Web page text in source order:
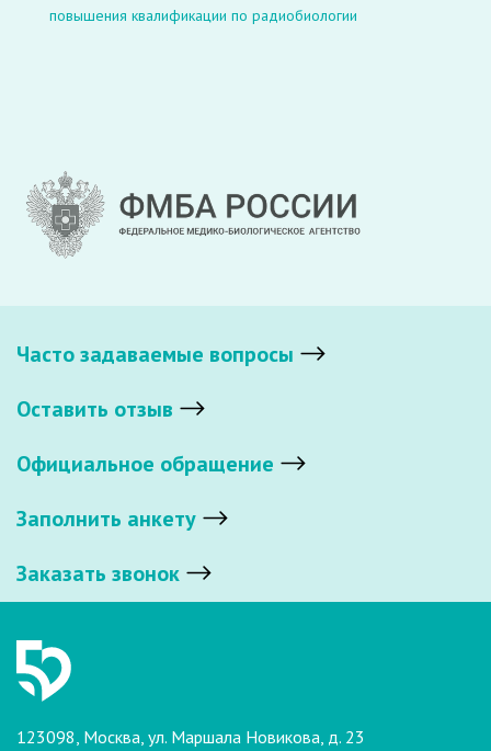
повышения квалификации по радиобиологии
Часто задаваемые вопросы
Оставить отзыв
Официальное обращение
Заполнить анкету
Заказать звонок
123098, Москва, ул. Маршала Новикова, д. 23